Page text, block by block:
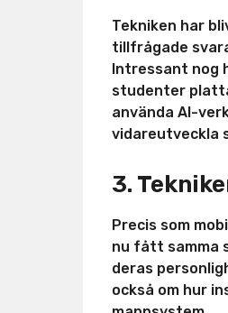
Tekniken har
tillfrågade
Intressant nog
studenter
använda AI-
vidareutveckla
3.
Precis som
nu fått samma
deras
också om hur